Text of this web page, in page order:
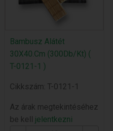
Bambusz Alátét
30X40.Cm (300Db/Kt) (
T-0121-1 )
Cikkszám: T-0121-1
Az árak megtekintéséhez
be kell jelentkezni